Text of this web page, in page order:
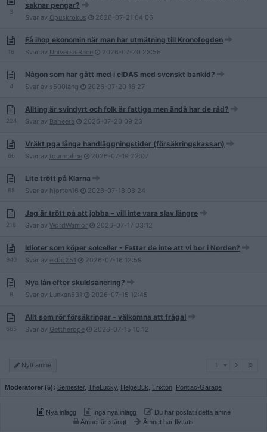
3
saknar pengar?
Svar av Opuskrokus 2026-07-21 04:06
16
Få ihop ekonomin när man har utmätning till Kronofogden
Svar av UniversalRace 2026-07-20 23:56
4
Någon som har gått med i eIDAS med svenskt bankid?
Svar av s500lang 2026-07-20 16:27
224
Allting är svindyrt och folk är fattiga men ändå har de råd?
Svar av Baheera 2026-07-20 09:23
66
Vräkt pga långa handläggningstider (försäkringskassan)
Svar av tourmaline 2026-07-19 22:07
65
Lite trött på Klarna
Svar av hjorten16 2026-07-18 08:24
218
Jag är trött på att jobba – vill inte vara slav längre
Svar av WordWarrior 2026-07-17 03:12
940
Idioter som köper solceller - Fattar de inte att vi bor i Norden?
Svar av ekbo251 2026-07-16 12:59
8
Nya lån efter skuldsanering?
Svar av Lunkan531 2026-07-15 12:45
665
Allt som rör försäkringar - välkomna att fråga!
Svar av Gettherope 2026-07-15 10:12
Nytt ämne
Moderatorer (5): Semester, TheLucky HelgeBuk Trixton Pontiac-Garage
Nya inlägg Inga nya inlägg
Du har postat i detta ämne
Ämnet är stängt
Ämnet har flyttats